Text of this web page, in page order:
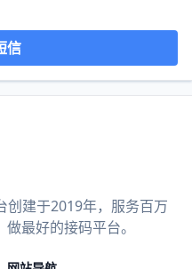
信
建于2019年，服务百万
最好的接码平台。